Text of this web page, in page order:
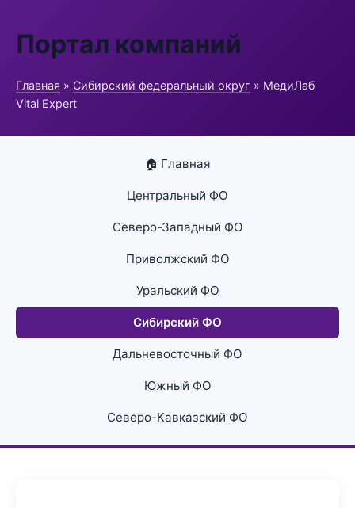
Портал компаний
Главная » Сибирский федеральный округ » МедиЛаб
Vital Expert
🏠 Главная
Центральный ФО
Северо-Западный ФО
Приволжский ФО
Уральский ФО
Сибирский ФО
Дальневосточный ФО
Южный ФО
Северо-Кавказский ФО